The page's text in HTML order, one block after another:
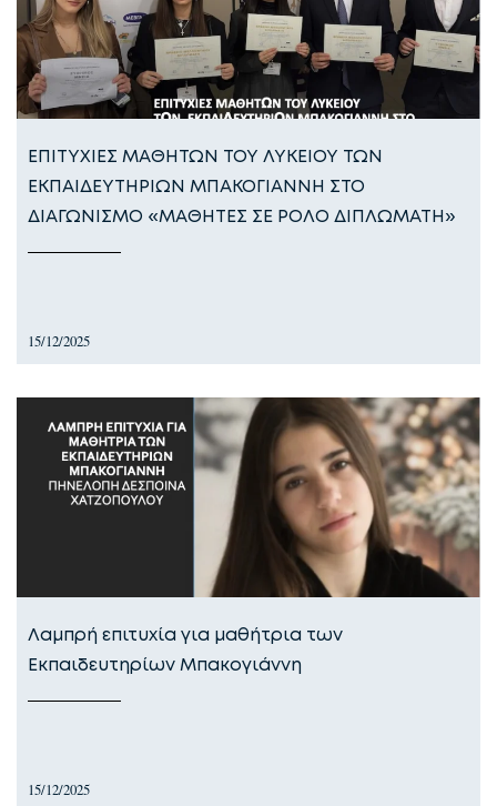
ΕΠΙΤΥΧΙΕΣ ΜΑΘΗΤΩΝ ΤΟΥ ΛΥΚΕΙΟΥ ΤΩΝ
ΕΚΠΑΙΔΕΥΤΗΡΙΩΝ ΜΠΑΚΟΓΙΑΝΝΗ ΣΤΟ
ΔΙΑΓΩΝΙΣΜΟ «ΜΑΘΗΤΕΣ ΣΕ ΡΟΛΟ ΔΙΠΛΩΜΑΤΗ»
15/12/2025
Λαμπρή επιτυχία για μαθήτρια των
Εκπαιδευτηρίων Μπακογιάννη
15/12/2025